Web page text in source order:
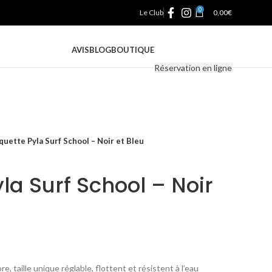
Le Club 0 0,00€
AVISBLOGBOUTIQUE
Réservation en ligne
Pyla Surf School – Noir et Bleu
Surf School – Noir
taille unique réglable, flottent et résistent à l’eau